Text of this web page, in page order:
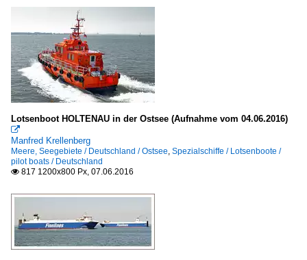
Lotsenboot HOLTENAU in der Ostsee (Aufnahme vom 04.06.2016)

Manfred Krellenberg
Meere, Seegebiete / Deutschland / Ostsee, Spezialschiffe / Lotsenboote /
pilot boats / Deutschland
 817 1200x800 Px, 07.06.2016